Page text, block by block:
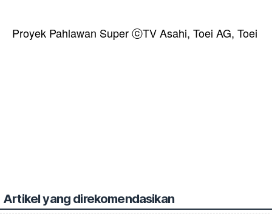
Proyek Pahlawan Super ⓒTV Asahi, Toei AG, Toei
Artikel yang direkomendasikan